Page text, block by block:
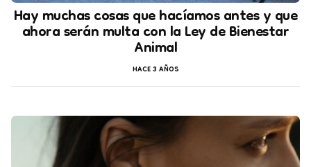
Hay muchas cosas que hacíamos antes y que
ahora serán multa con la Ley de Bienestar
Animal
HACE 3 AÑOS